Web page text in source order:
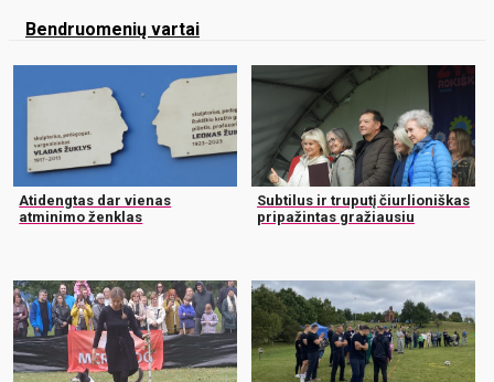
Bendruomenių vartai
Atidengtas dar vienas
atminimo ženklas
Subtilus ir truputį čiurlioniškas
pripažintas gražiausiu